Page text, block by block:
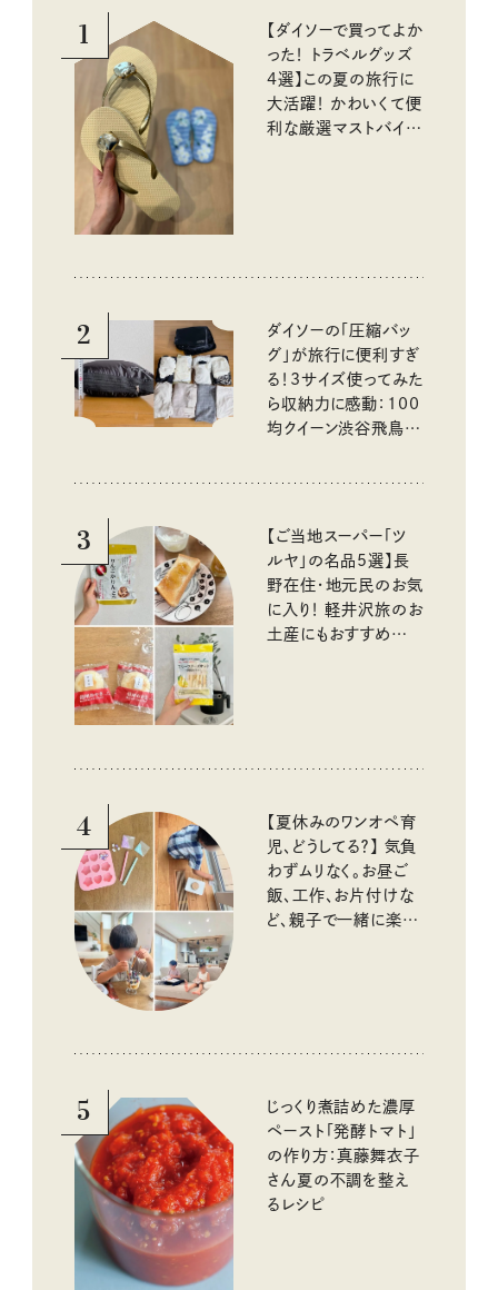
1
【ダイソーで買ってよか
った！ トラベルグッズ
4選】この夏の旅行に
大活躍！ かわいくて便
利な厳選マストバイア
2
ダイソーの「圧縮バッ
グ」が旅行に便利すぎ
る！3サイズ使ってみた
ら収納力に感動：100
均クイーン渋谷飛鳥の
3
【ご当地スーパー「ツ
ルヤ」の名品5選】長
野在住・地元民のお気
に入り！ 軽井沢旅のお
土産にもおすすめのお
4
【夏休みのワンオペ育
児、どうしてる？】 気負
わずムリなく。お昼ご
飯、工作、お片付けな
ど、親子で一緒に楽し
5
じっくり煮詰めた濃厚
ペースト「発酵トマト」
の作り方：真藤舞衣子
さん夏の不調を整え
るレシピ